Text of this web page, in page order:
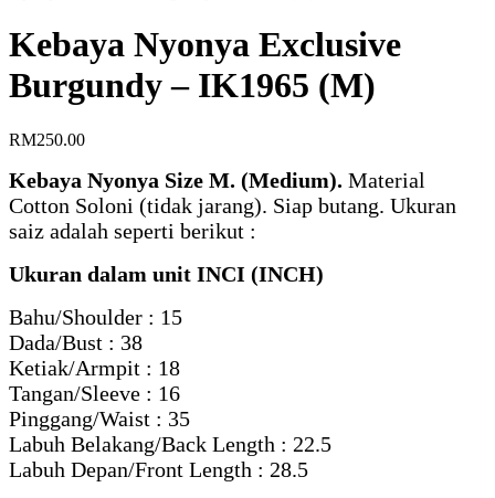
Kebaya Nyonya Exclusive
Burgundy – IK1965 (M)
RM250.00
Kebaya Nyonya Size M. (Medium). Material
Cotton Soloni (tidak jarang). Siap butang. Ukuran
saiz adalah seperti berikut :
Ukuran dalam unit INCI (INCH)
Bahu/Shoulder : 15
Dada/Bust : 38
Ketiak/Armpit : 18
Tangan/Sleeve : 16
Pinggang/Waist : 35
Labuh Belakang/Back Length : 22.5
Labuh Depan/Front Length : 28.5